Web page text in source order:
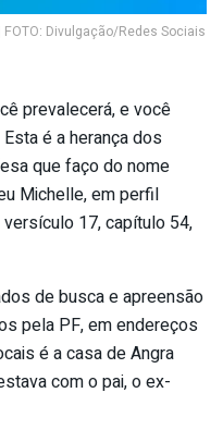
Divulgação/Redes Sociais
prevalecerá, e você
é a herança dos
que faço do nome
Michelle, em perfil
17, capítulo 54,
de busca e apreensão
pela PF, em endereços
é a casa de Angra
com o pai, o ex-